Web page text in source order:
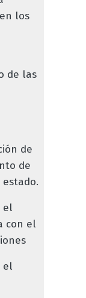
los
de las
de
de
el
con el
el